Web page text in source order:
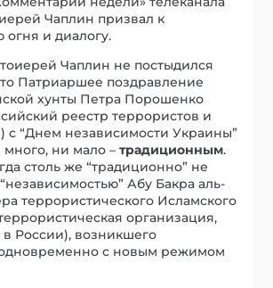
Чаплин призвал к
и диалогу.
Чаплин не постыдился
Патриаршее поздравление
хунты Петра Порошенко
реестр террористов и
с “Днем независимости Украины”
много, ни мало –традиционным.
столь же “традиционно” не
Абу Бакра аль-
террористического Исламского
организация,
России), возникшего
с новым режимом